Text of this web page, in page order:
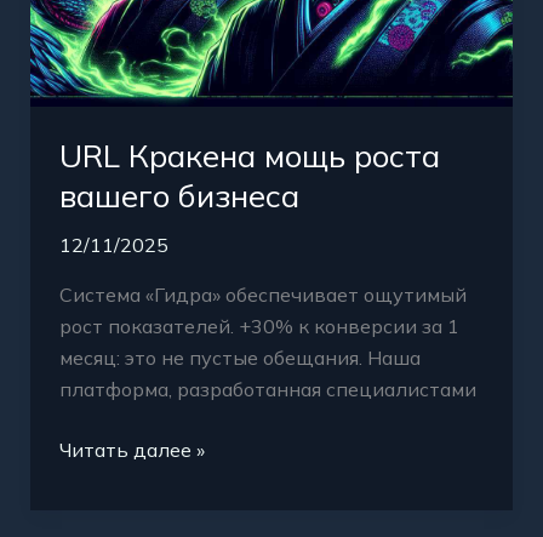
URL Кракена мощь роста
вашего бизнеса
12/11/2025
Система «Гидра» обеспечивает ощутимый
рост показателей. +30% к конверсии за 1
месяц: это не пустые обещания. Наша
платформа, разработанная специалистами
Читать далее »